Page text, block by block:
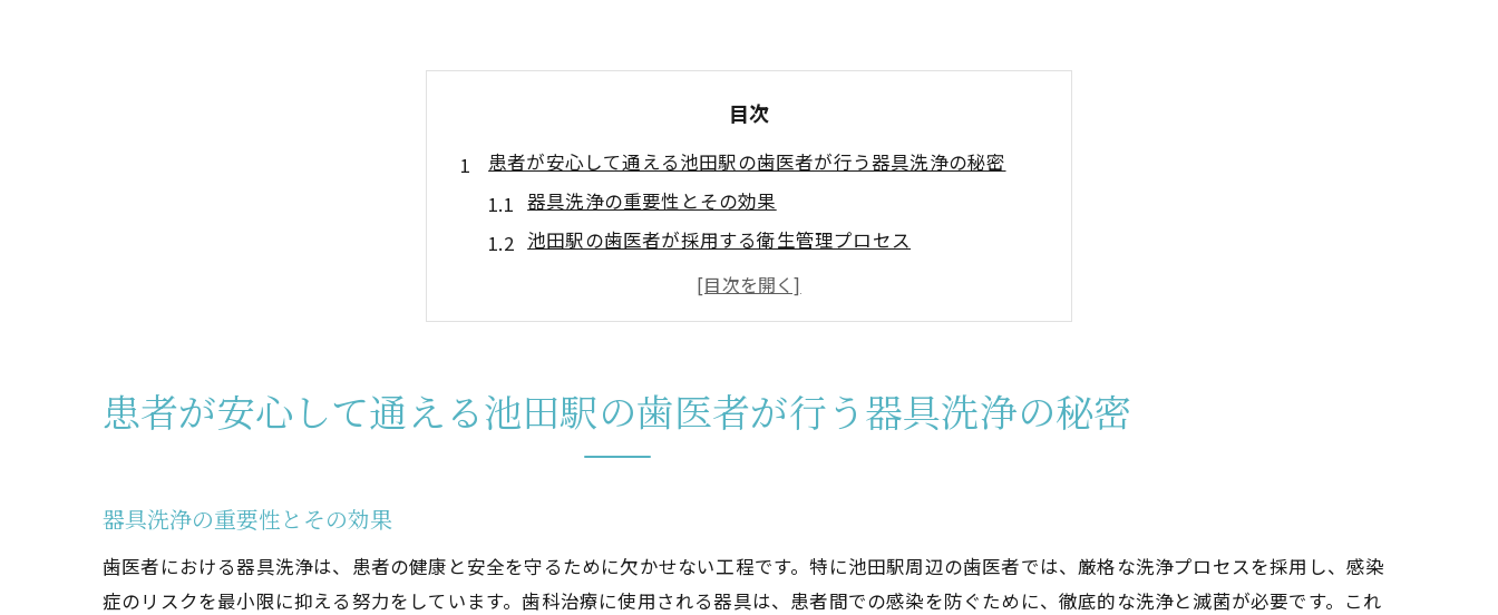
目次
患者が安心して通える池田駅の歯医者が行う器具洗浄の秘密
器具洗浄の重要性とその効果
池田駅の歯医者が採用する衛生管理プロセス
患者に安心を届けるための取り組みとは
最新技術を用いた器具洗浄の詳細
日常的な衛生管理で患者の健康を守る方法
歯医者選びの決め手となる池田駅周辺の器具消毒技術とは
患者がチェックすべき消毒技術のポイント
歯科治療における感染リスクの防ぎ方
患者が安心して通える池田駅の歯医者が行う器具洗浄の秘密
器具洗浄の重要性とその効果
歯医者における器具洗浄は、患者の健康と安全を守るために欠かせない工程です。特に池田駅周辺の歯医者では、厳格な洗浄プロセスを採用し、感染
症のリスクを最小限に抑える努力をしています。歯科治療に使用される器具は、患者間での感染を防ぐために、徹底的な洗浄と滅菌が必要です。これ